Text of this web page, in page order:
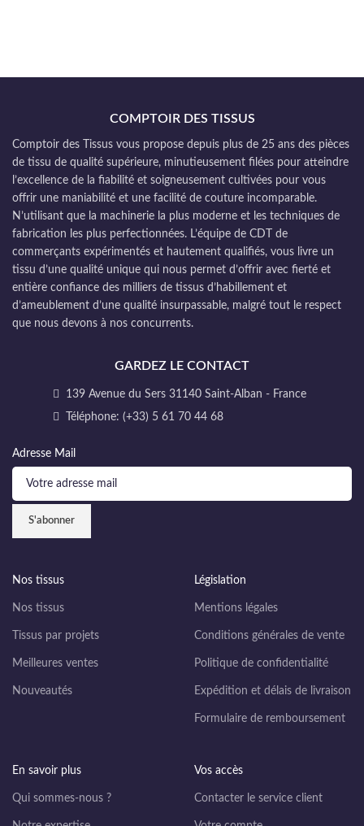
COMPTOIR DES TISSUS
Comptoir des Tissus vous propose depuis plus de 25 ans des pièces
de tissu de qualité supérieure, minutieusement filées pour atteindre
l’excellence de la fiabilité et soigneusement cultivées pour vous
offrir une maniabilité et une facilité de couture incomparable.
N’utilisant que la machinerie la plus moderne et les techniques de
fabrication les plus perfectionnées. L’équipe de CDT de
commerçants expérimentés et hautement qualifiés, vous livre un
tissu d’une qualité unique qui nous permet d’offrir avec fierté et
entière confiance des milliers de tissus d’habillement et
d’ameublement d’une qualité insurpassable, malgré tout le respect
que nous devons à nos concurrents.
GARDEZ LE CONTACT
139 Avenue du Sers 31140 Saint-Alban - France
Téléphone: (+33) 5 61 70 44 68
Adresse Mail
Nos tissus
Nos tissus
Tissus par projets
Meilleures ventes
Nouveautés
Législation
Mentions légales
Conditions générales de vente
Politique de confidentialité
Expédition et délais de livraison
Formulaire de remboursement
En savoir plus
Qui sommes-nous ?
Vos accès
Contacter le service client